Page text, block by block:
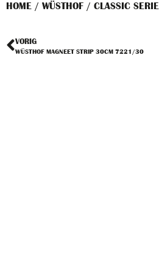
HOME / WÜSTHOF / CLASSIC SERIE
VORIG
WÜSTHOF MAGNEET STRIP 30CM 7221/30